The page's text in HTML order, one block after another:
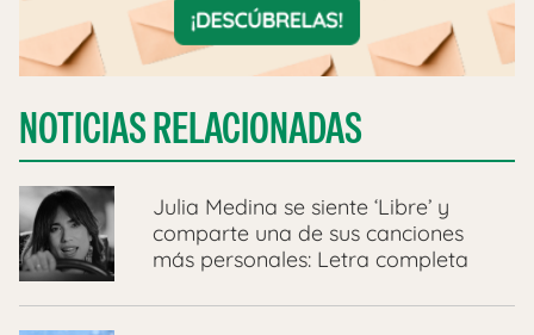
NOTICIAS RELACIONADAS
Julia Medina se siente ‘Libre’ y
comparte una de sus canciones
más personales: Letra completa